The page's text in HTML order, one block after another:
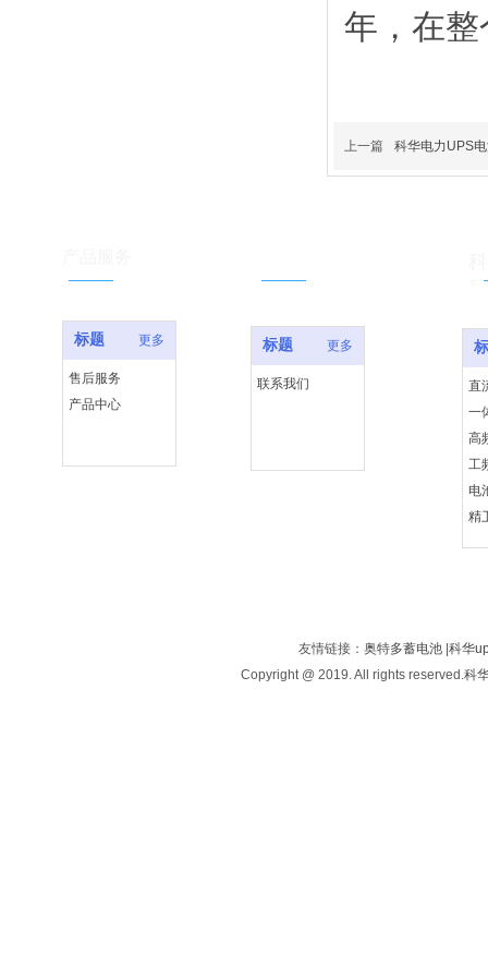
年，在
上一篇 科华电力UPS
标题 更多
售后服务
产品中心
标题 更多
联系我们
直
一
高
工
电
精
友情链接：奥特多蓄电池 |科华
Copyright @ 2019. All rights reserved.科